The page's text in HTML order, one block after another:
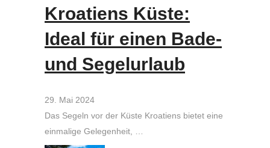
Kroatiens Küste:
Ideal für einen Bade-
und Segelurlaub
29. Mai 2024
Das Segeln vor der Küste Kroatiens bietet eine
einmalige Gelegenheit, …